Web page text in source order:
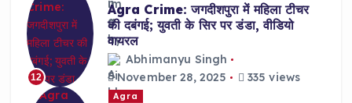
12
Agra Crime: जगदीशपुरा में महिला टीचर
की दबंगई; युवती के सिर पर डंडा, वीडियो
वायरल
Abhimanyu Singh
November 28, 2025
335 views
Agra